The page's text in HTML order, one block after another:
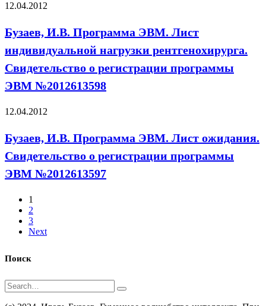
12.04.2012
Бузаев, И.В. Программа ЭВМ. Лист
индивидуальной нагрузки рентгенохирурга.
Свидетельство о регистрации программы
ЭВМ №2012613598
12.04.2012
Бузаев, И.В. Программа ЭВМ. Лист ожидания.
Свидетельство о регистрации программы
ЭВМ №2012613597
1
2
3
Next
Поиск